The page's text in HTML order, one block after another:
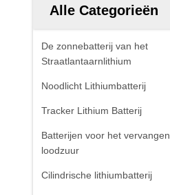
Alle Categorieën
De zonnebatterij van het
Straatlantaarnlithium
Noodlicht Lithiumbatterij
Tracker Lithium Batterij
Batterijen voor het
loodzuur
Cilindrische lithiumbatterij